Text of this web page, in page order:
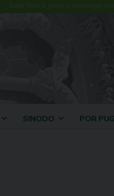
Santi Sisto II, papa, e compagni,
SINODO POR